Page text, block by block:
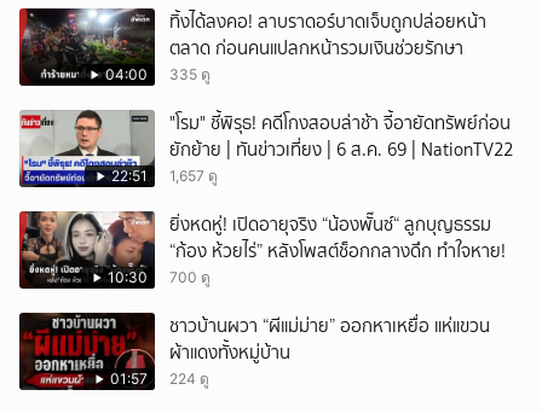
04:00
ทิ้งได้ลงคอ! ลาบราดอร์บาดเจ็บถูกปล่อยหน้า
ตลาด ก่อนคนแปลกหน้ารวมเงินช่วยรักษา
335 ดู
22:51
"โรม" ชี้พิรุธ! คดีโกงสอบล่าช้า จี้อายัดทรัพย์ก่อน
ยักย้าย | ทันข่าวเที่ยง | 6 ส.ค. 69 | NationTV22
1,657 ดู
10:30
ยิ่งหดหู่! เปิดอายุจริง “น้องพั๊นซ์“ ลูกบุญธรรม
“ก้อง ห้วยไร่” หลังโพสต์ช็อกกลางดึก ทำใจหาย!
700 ดู
01:57
ชาวบ้านผวา “ผีแม่ม่าย” ออกหาเหยื่อ แห่แขวน
ผ้าแดงทั้งหมู่บ้าน
224 ดู